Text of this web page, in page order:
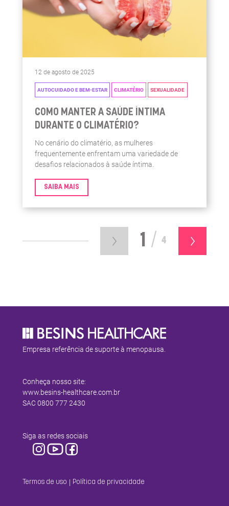
12 de agosto de 2025
AUTOCUIDADO E BEM-ESTAR CLIMATÉRIO SEXUALIDADE
COMO MANTER A SAÚDE ÍNTIMA
DURANTE O CLIMATÉRIO?
No cenário do climatério, as mulheres
frequentemente enfrentam uma variedade de
desafios relacionados à saúde íntima.
SAIBA MAIS
1 /4
Empresa referência de suporte à menopausa.
Conheça nosso site:
www.besins-healthcare.com.br
SAC0800 777 2430
Siga as redes sociais
Termos de uso | Política de privacidade